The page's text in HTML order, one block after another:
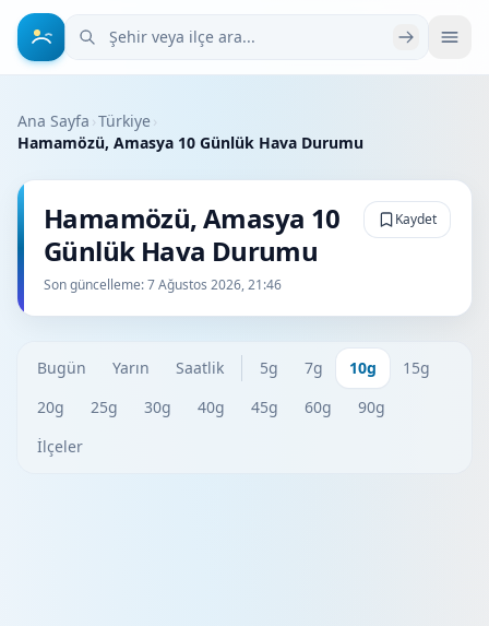
Şehir veya ilçe ara
Ana Sayfa ›Türkiye›
Hamamözü, Amasya 10 Günlük Hava Durumu
Hamamözü, Amasya 10
Günlük Hava Durumu
Son güncelleme:7 Ağustos 2026, 21:46
Kaydet
Bugün Yarın Saatlik 5g 7g 10g
15g
20g
25g 30g 40g 45g 60g
90g
İlçeler